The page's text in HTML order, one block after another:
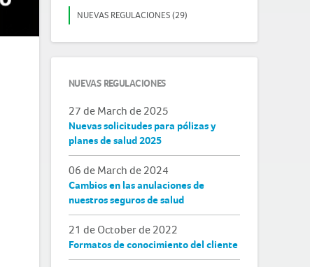
NUEVAS REGULACIONES (29)
NUEVAS REGULACIONES
27 de March de 2025
Nuevas solicitudes para pólizas y
planes de salud 2025
06 de March de 2024
Cambios en las anulaciones de
nuestros seguros de salud
21 de October de 2022
Formatos de conocimiento del cliente